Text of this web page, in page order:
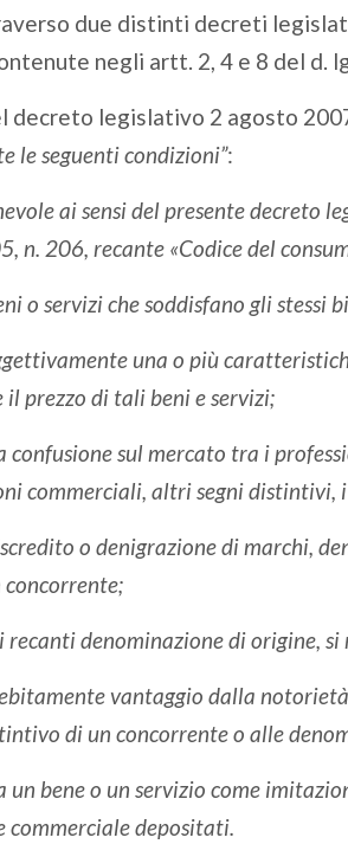
due distinti decreti
negli artt. 2, 4 e 8 del d.
decreto legislativo 2 agosto
le seguenti condizioni”:
ai sensi del presente
n. 206, recante «Codice del
o servizi che soddisfano gli stessi
una o più
prezzo di tali beni e servizi;
confusione sul mercato tra i
commerciali, altri segni distintivi,
o denigrazione di marchi,
concorrente;
denominazione di origine,
vantaggio dalla
di un concorrente o alle
un bene o un servizio come
commerciale depositati.